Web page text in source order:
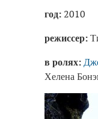
год:2010
режиссер:
в ролях:
Хелена